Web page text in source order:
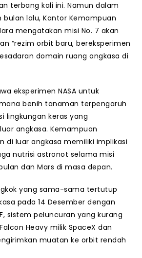
terbang kali ini. Namun dalam
lalu, Kantor Kemampuan
mengatakan misi No. 7 akan
“rezim orbit baru, bereksperimen
domain ruang angkasa di
eksperimen NASA untuk
benih tanaman terpengaruh
lingkungan keras yang
angkasa. Kemampuan
di luar angkasa memiliki implikasi
nutrisi astronot selama misi
dan Mars di masa depan.
yang sama-sama tertutup
pada 14 Desember dengan
sistem peluncuran yang kurang
Heavy milik SpaceX dan
muatan ke orbit rendah